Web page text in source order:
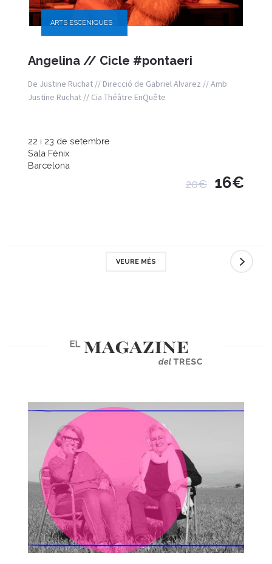
ARTS ESCÈNIQUES
Angelina // Cicle #pontaeri
De Justine Ruchat // Direcció de Gabriel Alvarez // Amb
Justine Ruchat // Cia Théâtre EnQuête
22 i 23 de setembre
Sala Fènix
Barcelona
20€ 16€
VEURE MÉS